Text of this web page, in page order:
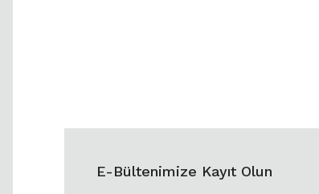
E-Bültenimize Kayıt Olun